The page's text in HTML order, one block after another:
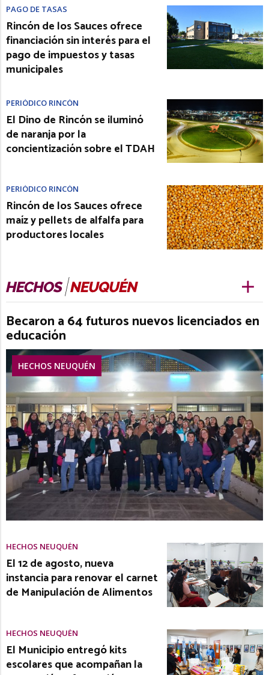
PAGO DE TASAS
Rincón de los Sauces ofrece
financiación sin interés para el
pago de impuestos y tasas
municipales
PERIÓDICO RINCÓN
El Dino de Rincón se iluminó
de naranja por la
concientización sobre el TDAH
PERIÓDICO RINCÓN
Rincón de los Sauces ofrece
maíz y pellets de alfalfa para
productores locales
Becaron a 64 futuros nuevos licenciados en
educación
HECHOS NEUQUÉN
HECHOS NEUQUÉN
El 12 de agosto, nueva
instancia para renovar el carnet
de Manipulación de Alimentos
HECHOS NEUQUÉN
El Municipio entregó kits
escolares que acompañan la